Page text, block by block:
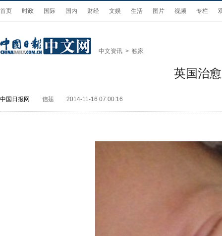
首页 时政 国际 国内 财经 文娱 生活 图片 视频 专栏
中文资讯 > 独家
英国治
中国日报网 信莲 2014-11-16 07:00:16